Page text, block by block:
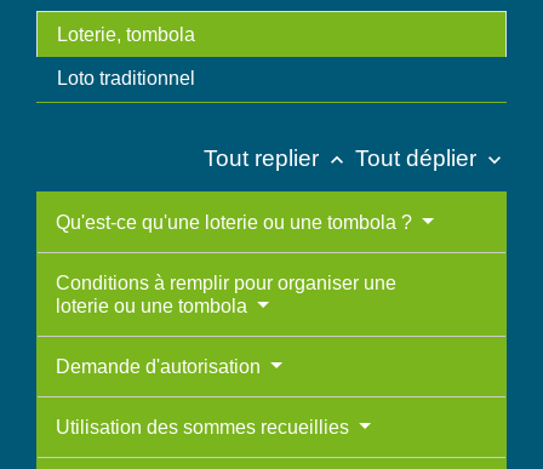
Loterie, tombola
Loto traditionnel
Tout replier keyboard_arrow_up Tout déplier keyboard_arrow_down
Qu'est-ce qu'une loterie ou une tombola ?
Conditions à remplir pour organiser une
loterie ou une tombola
Demande d'autorisation
Utilisation des sommes recueillies